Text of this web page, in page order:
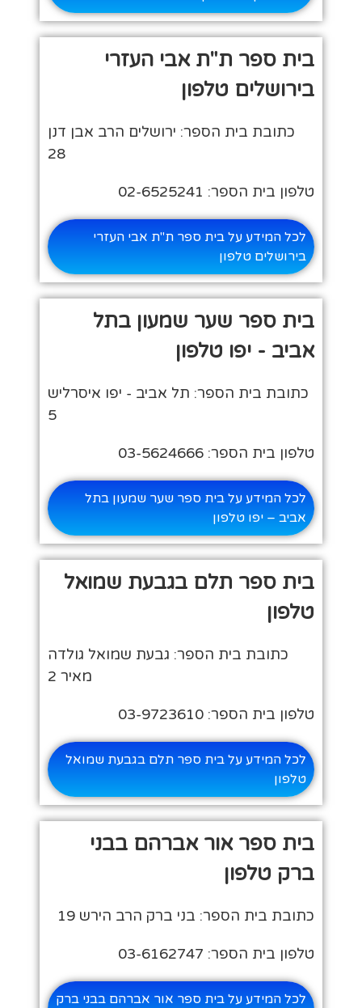
בית ספר ת"ת אבי העזרי
בירושלים טלפון
כתובת בית הספר: ירושלים הרב אבן דנן
28
טלפון בית הספר: 02-6525241
לכל המידע על בית ספר ת"ת אבי העזרי
בירושלים טלפון
בית ספר שער שמעון בתל
אביב - יפו טלפון
כתובת בית הספר: תל אביב - יפו איסרליש
5
טלפון בית הספר: 03-5624666
לכל המידע על בית ספר שער שמעון בתל
אביב – יפו טלפון
בית ספר תלם בגבעת שמואל
טלפון
כתובת בית הספר: גבעת שמואל גולדה
מאיר 2
טלפון בית הספר: 03-9723610
לכל המידע על בית ספר תלם בגבעת שמואל
טלפון
בית ספר אור אברהם בבני
ברק טלפון
כתובת בית הספר: בני ברק הרב הירש 19
טלפון בית הספר: 03-6162747
לכל המידע על בית ספר אור אברהם בבני ברק